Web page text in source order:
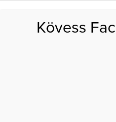
Kövess